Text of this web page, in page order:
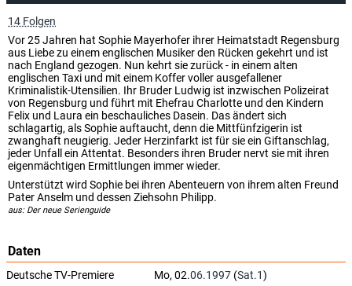
14 Folgen
Vor 25 Jahren hat Sophie Mayerhofer ihrer Heimatstadt Regensburg
aus Liebe zu einem englischen Musiker den Rücken gekehrt und ist
nach England gezogen. Nun kehrt sie zurück - in einem alten
englischen Taxi und mit einem Koffer voller ausgefallener
Kriminalistik-Utensilien. Ihr Bruder Ludwig ist inzwischen Polizeirat
von Regensburg und führt mit Ehefrau Charlotte und den Kindern
Felix und Laura ein beschauliches Dasein. Das ändert sich
schlagartig, als Sophie auftaucht, denn die Mittfünfzigerin ist
zwanghaft neugierig. Jeder Herzinfarkt ist für sie ein Giftanschlag,
jeder Unfall ein Attentat. Besonders ihren Bruder nervt sie mit ihren
eigenmächtigen Ermittlungen immer wieder.
Unterstützt wird Sophie bei ihren Abenteuern von ihrem alten Freund
Pater Anselm und dessen Ziehsohn Philipp.
aus: Der neue Serienguide
Daten
Deutsche TV-Premiere Mo, 02.06.1997 (Sat.1)